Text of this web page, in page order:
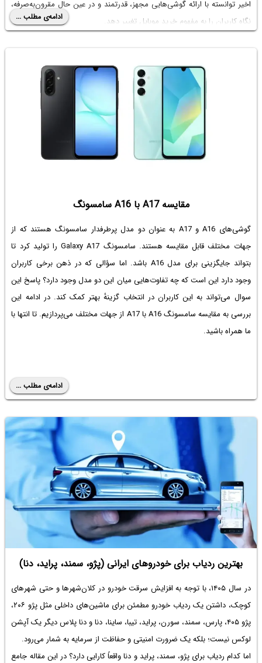
اخیر توانسته با ارائه گوشی‌هایی مجهز، قدرتمند و در عین حال مقرون‌به‌صرفه،
نگاه کاربران را به مفهوم خرید موبایل تغییر دهد.
کاربران، نیازمند برنامه‌ریزی مالی دقیق‌تری باشند. در چنین شرایطی، خرید
قسطی موبایل شیائومی به راهکاری منطقی، محبوب و کاملاً کاربردی تبدیل
شده است؛ راهکاری که امکان دسترسی به جدیدترین مدل‌ها را بدون فشار
مالی فراهم می‌کند.
ادامه‌ی مطلب ...
مقایسه A17 با A16 سامسونگ
گوشی‌های A16 و A17 به عنوان دو مدل پرطرفدار سامسونگ هستند که از
جهات مختلف قابل مقایسه هستند. سامسونگ Galaxy A17 را تولید کرد تا
بتواند جایگزینی برای مدل A16 باشد. اما سؤالی که در ذهن برخی کاربران
وجود دارد این است که چه تفاوت‌هایی میان این دو مدل وجود دارد؟ پاسخ این
سوال می‌تواند به این کاربران در انتخاب گزینۀ بهتر کمک کند. در ادامه این
بررسی به مقایسه سامسونگ A16 با A17 از جهات مختلف می‌‌پردازیم. تا انتها با
ما همراه باشید.
ادامه‌ی مطلب ...
بهترین ردیاب برای خودروهای ایرانی (پژو، سمند، پراید، دنا)
در سال ۱۴۰۵، با توجه به افزایش سرقت خودرو در کلان‌شهرها و حتی شهرهای
کوچک، داشتن یک ردیاب خودرو مطمئن برای ماشین‌های داخلی مثل پژو ۲۰۶،
پژو ۴۰۵، پارس، سمند، سورن، پراید، تیبا، ساینا، دنا و دنا پلاس دیگر یک آپشن
لوکس نیست؛ بلکه یک ضرورت امنیتی و حفاظت از سرمایه به شمار می‌رود.
اما کدام ردیاب برای پژو، سمند، پراید و دنا واقعاً کارایی دارد؟ در این مقاله جامع